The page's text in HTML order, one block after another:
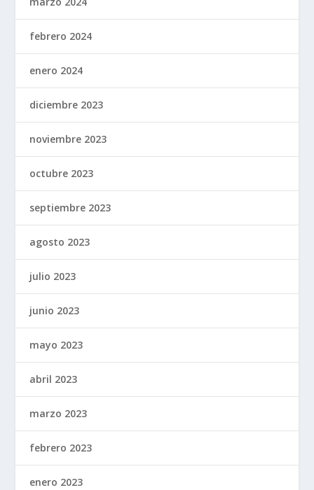
febrero 2024
enero 2024
diciembre 2023
noviembre 2023
octubre 2023
septiembre 2023
agosto 2023
julio 2023
junio 2023
mayo 2023
abril 2023
marzo 2023
febrero 2023
enero 2023